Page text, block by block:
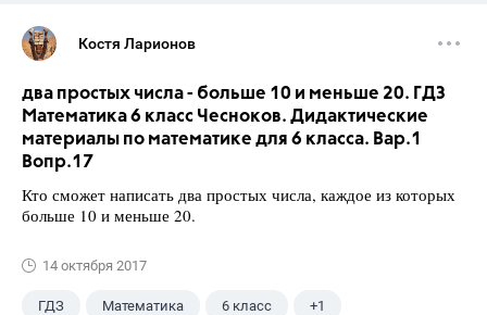
Костя Ларионов
два простых числа - больше 10 и меньше 20. ГДЗ
Математика 6 класс Чесноков. Дидактические
материалы по математике для 6 класса. Вар.1
Вопр.17
Кто сможет написать два простых числа, каждое из которых
больше 10 и меньше 20.
14 октября 2017
ГДЗ Математика 6 класс +1